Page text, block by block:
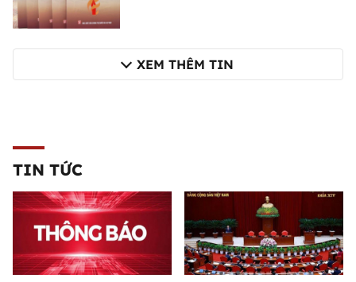
XEM THÊM TIN
TIN TỨC